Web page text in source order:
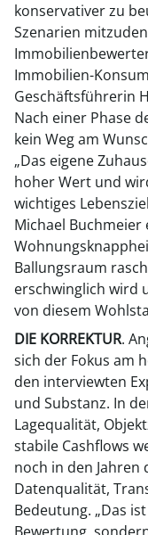
konservativer zu
Szenarien
Immobilien-
Geschäftsführerin
Nach einer Phase
kein Weg am
„Das eigene
hoher Wert und
wichtiges
Michael
Ballungsraum
erschwinglich wird
von diesem
DIE KORREKTUR.
sich der Fokus am
den interviewten
und Substanz. In
Lagequalität,
stabile Cashflows
noch in den Jahren
Datenqualität,
Bedeutung. „Das